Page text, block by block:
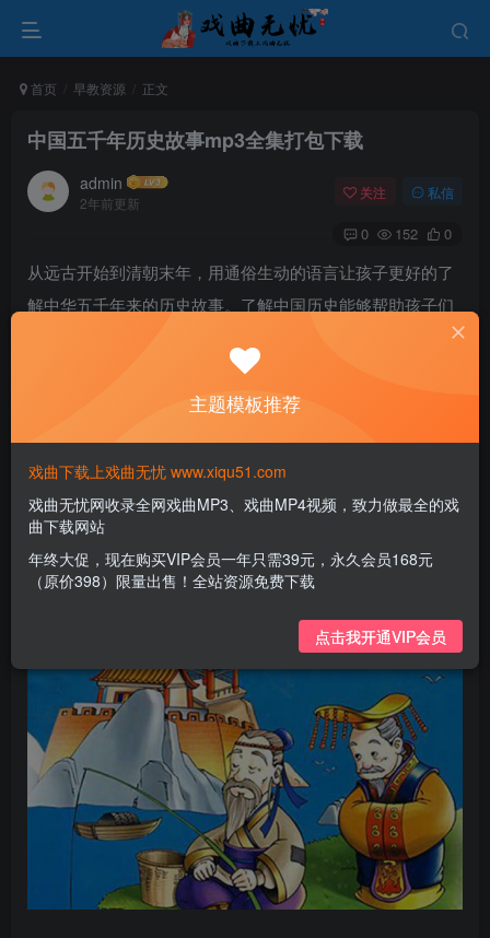
首页 早教资源 正文
中国五千年历史故事mp3全集打包下载
admin
2年前更新
关注 私信
0 152 0
从远古开始到清朝末年，用通俗生动的语言让孩子更好的了
解中华五千年来的历史故事。了解中国历史能够帮助孩子们
程，历史的发展具有复杂的原因和影响。同时，通过研究历
史事件和人物，孩子们可以培养批判性思维、逻辑推理能力
主题模板推荐
戏曲下载上戏曲无忧 www.xiqu51.com
戏曲无忧网收录全网戏曲MP3、戏曲MP4视频，致力做最全的戏
曲下载网站
年终大促，现在购买VIP会员一年只需39元，永久会员168元
（原价398）限量出售！全站资源免费下载
点击我开通VIP会员